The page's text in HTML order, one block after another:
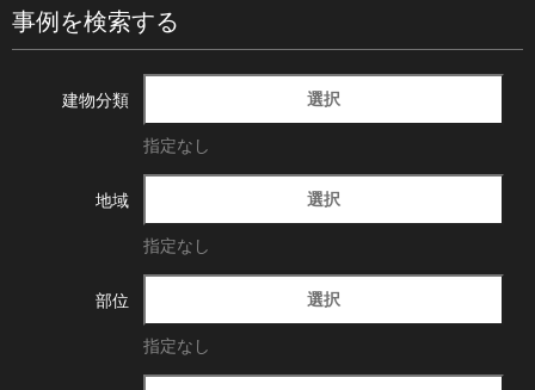
事例を検索する
建物分類 選択
指定なし
地域 選択
指定なし
部位 選択
指定なし